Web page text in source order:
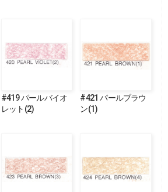
#419 パールバイオ
レット(2)
#421 パールブラウ
ン(1)